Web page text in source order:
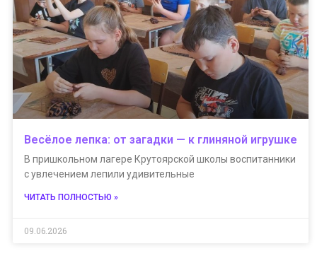
Весёлое лепка: от загадки — к глиняной игрушке
В пришкольном лагере Крутоярской школы воспитанники
с увлечением лепили удивительные
ЧИТАТЬ ПОЛНОСТЬЮ »
09.06.2026